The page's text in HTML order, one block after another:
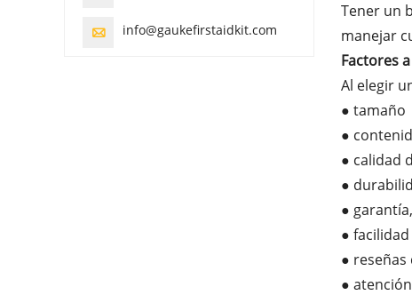
Tener un
manejar
Factores
Al elegir
● tamaño
●
● calidad
●
●
●
● reseñas
●
 info@gaukefirstaidkit.com